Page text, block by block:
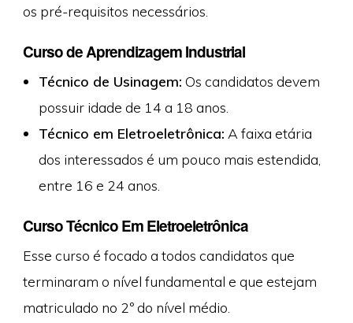
os pré-requisitos necessários.
Curso de Aprendizagem Industrial
Técnico de Usinagem: Os candidatos devem
possuir idade de 14 a 18 anos.
Técnico em Eletroeletrônica: A faixa etária
dos interessados é um pouco mais estendida,
entre 16 e 24 anos.
Curso Técnico Em Eletroeletrônica
Esse curso é focado a todos candidatos que
terminaram o nível fundamental e que estejam
matriculado no 2º do nível médio.